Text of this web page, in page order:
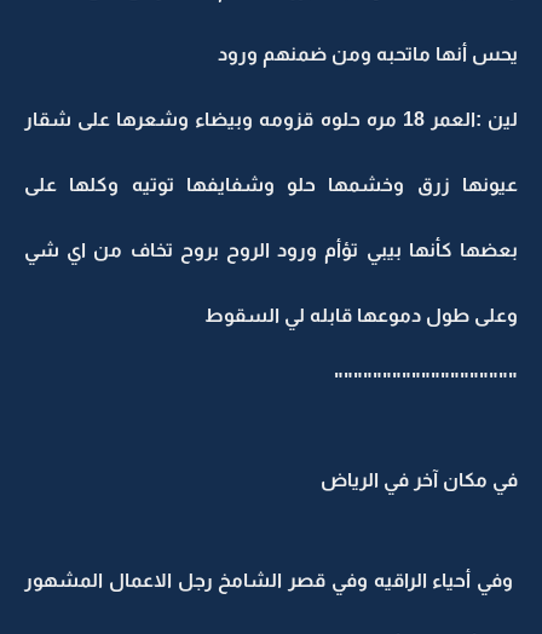
يحس أنها ماتحبه ومن ضمنهم ورود
لين :العمر 18 مره حلوه قزومه وبيضاء وشعرها على شقار
عيونها زرق وخشمها حلو وشفايفها توتيه وكلها على
بعضها كأنها بيبي تؤأم ورود الروح بروح تخاف من اي شي
وعلى طول دموعها قابله لي السقوط
"""""""""""""""""""
في مكان آخر في الرياض
وفي أحياء الراقيه وفي قصر الشامخ رجل الاعمال المشهور